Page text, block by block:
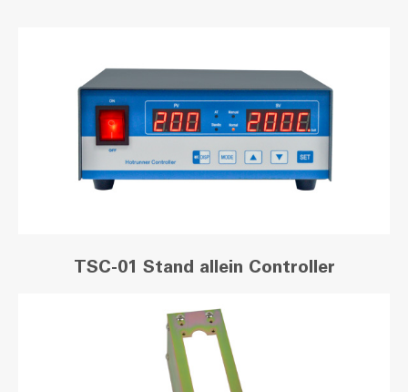
TSC-01 Stand allein Controller